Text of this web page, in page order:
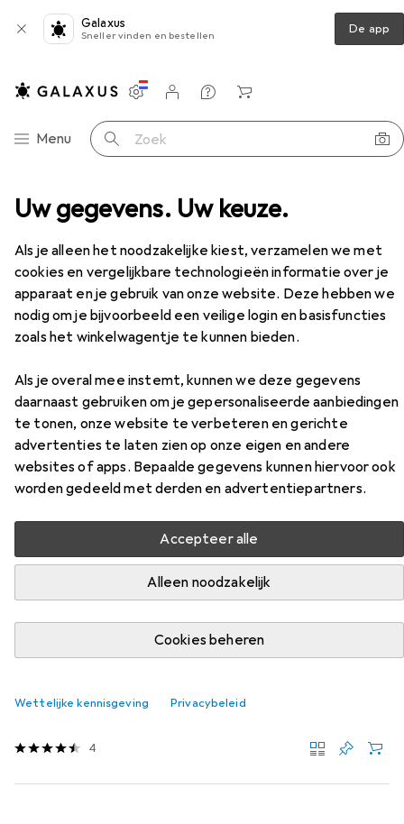
Uw gegevens. Uw keuze.
Als je alleen het noodzakelijke kiest, verzamelen we met
cookies en vergelijkbare technologieën informatie over je
apparaat en je gebruik van onze website. Deze hebben we
nodig om je bijvoorbeeld een veilige login en basisfuncties
zoals het winkelwagentje te kunnen bieden.
Als je overal mee instemt, kunnen we deze gegevens
daarnaast gebruiken om je gepersonaliseerde aanbiedingen
te tonen, onze website te verbeteren en gerichte
advertenties te laten zien op onze eigen en andere
websites of apps. Bepaalde gegevens kunnen hiervoor ook
worden gedeeld met derden en advertentiepartners.
Accepteer alle
Alleen noodzakelijk
Cookies beheren
Wettelijke kennisgeving Privacybeleid
Galaxus
Sneller vinden en bestellen De app
Categorie navigatie
Menu Zoek op
Instellingen
Klantenaccount
Produktvergelijking
Verlanglijstje
Winkelmandje
voor netwerkcamera's Mobotix Accessoires
EUR
139,–
Mobotix
Accessoires
Accessoires voor Mobotix
Accessoires
Vind bijpassende accessoires voor de Mobotix
Accessoires uit de categorie Accessoires voor
Productlijst
EUR
13,90 per stuk voor 2 eenheden
4